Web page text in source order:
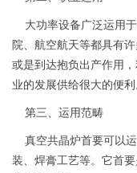
大功率设备广泛运用
院、航空航天等都具有
或是到达抱负出产作用
业的发展供给很大的便利
第三、运用范畴
真空共晶炉首要可以
装、焊膏工艺等。它首